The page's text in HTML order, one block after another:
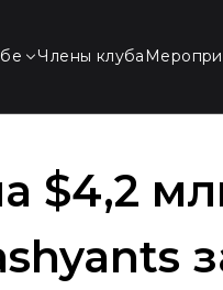
Члены клуба
$4,2